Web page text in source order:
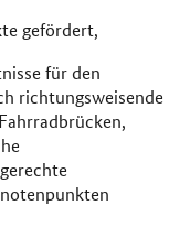
gefördert,
für den
richtungsweisende